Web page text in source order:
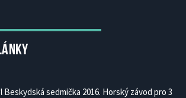
sedmička 2016. Horský závod pro 3